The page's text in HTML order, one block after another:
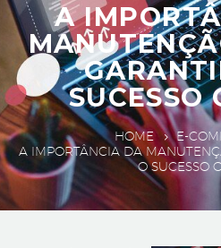
A
SUCESSO
HOME
E-
A IMPORTÂNCIA DA
O SUCESSO